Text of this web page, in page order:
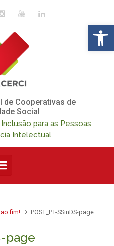
de Cooperativas de
Social
para as Pessoas
Intelectual
ao fim! POST_PT-SSinDS-page
page